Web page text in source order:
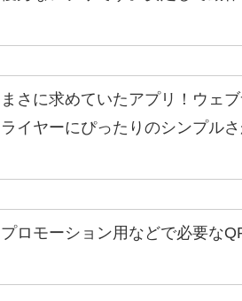
まさに求めていたアプリ！ウェ
ライヤーにぴったりのシンプルさ
プロモーション用などで必要な